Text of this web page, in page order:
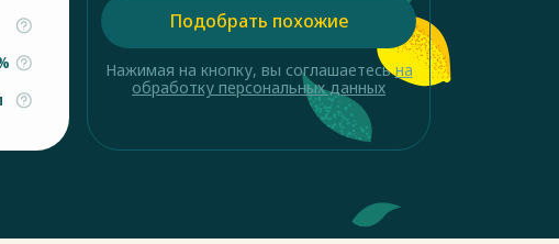
Подобрать похожие
Нажимая на кнопку, вы соглашаетесьна
обработку персональных данных